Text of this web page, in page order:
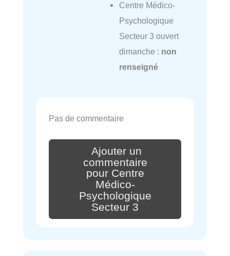
Centre Médico-
Psychologique
Secteur 3 ouvert
dimanche : non
renseigné
Pas de commentaire
Ajouter un
commentaire
pour Centre
Médico-
Psychologique
Secteur 3